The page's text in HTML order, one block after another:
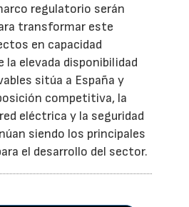
regulatorio serán
transformar este
en capacidad
la elevada disponibilidad
sitúa a España y
competitiva, la
eléctrica y la seguridad
siendo los principales
el desarrollo del sector.